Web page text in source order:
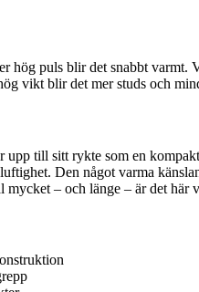
hög puls blir det snabbt
vikt blir det mer studs och
upp till sitt rykte som en
Den något varma
mycket – och länge – är det